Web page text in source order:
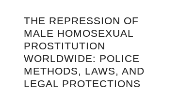
THE REPRESSION OF
MALE HOMOSEXUAL
PROSTITUTION
WORLDWIDE: POLICE
METHODS, LAWS, AND
LEGAL PROTECTIONS